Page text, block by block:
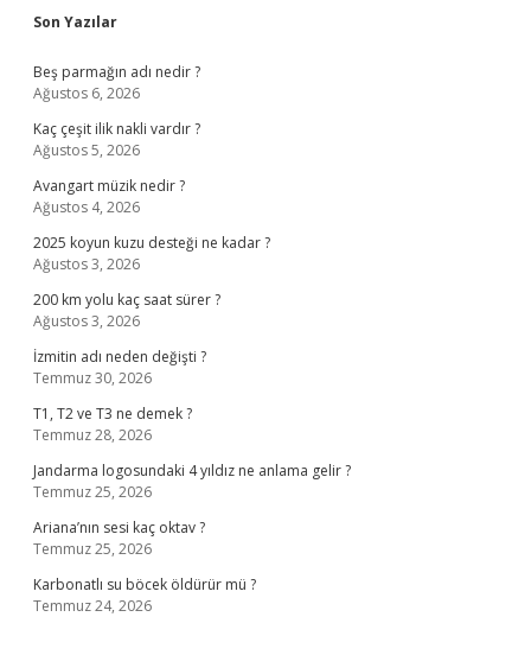
Sidebar
Son Yazılar
Beş parmağın adı nedir ?
Ağustos 6, 2026
Kaç çeşit ilik nakli vardır ?
Ağustos 5, 2026
Avangart müzik nedir ?
Ağustos 4, 2026
2025 koyun kuzu desteği ne kadar ?
Ağustos 3, 2026
200 km yolu kaç saat sürer ?
Ağustos 3, 2026
İzmitin adı neden değişti ?
Temmuz 30, 2026
T1, T2 ve T3 ne demek ?
Temmuz 28, 2026
Jandarma logosundaki 4 yıldız ne anlama gelir ?
Temmuz 25, 2026
Ariana’nın sesi kaç oktav ?
Temmuz 25, 2026
Karbonatlı su böcek öldürür mü ?
Temmuz 24, 2026